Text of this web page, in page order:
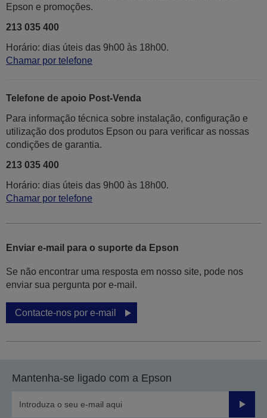
Epson e promoções.
213 035 400
Horário: dias úteis das 9h00 às 18h00.
Chamar por telefone
Telefone de apoio Post-Venda
Para informação técnica sobre instalação, configuração e
utilização dos produtos Epson ou para verificar as nossas
condições de garantia.
213 035 400
Horário: dias úteis das 9h00 às 18h00.
Chamar por telefone
Enviar e-mail para o suporte da Epson
Se não encontrar uma resposta em nosso site, pode nos
enviar sua pergunta por e-mail.
Contacte-nos por e-mail
Mantenha-se ligado com a Epson
Enviar